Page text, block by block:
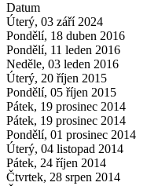
Datum
Úterý, 03 září 2024
Pondělí, 18 duben 2016
Pondělí, 11 leden 2016
Neděle, 03 leden 2016
Úterý, 20 říjen 2015
Pondělí, 05 říjen 2015
Pátek, 19 prosinec 2014
Pátek, 19 prosinec 2014
Pondělí, 01 prosinec 2014
Úterý, 04 listopad 2014
Pátek, 24 říjen 2014
Čtvrtek, 28 srpen 2014